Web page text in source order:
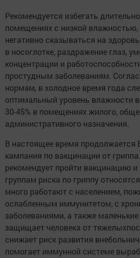
Рекомендуется избегать
помещениях с низкой влажностью,
негативно сказываться на
в носоглотке, раздражение глаз,
концентрации и
простудным заболеваниям.
нормам, в холодное время года
оптимальный уровень влажности
30-45% в помещениях жилого,
административного назначения.
В настоящее время продолжается
кампания по вакцинации от
рекомендует пройти вакцинацию и
группам риска по гриппу
много работают с населением,
ослабленным иммунитетом, с
заболеваниями, а также
защищает человека от
снижает риск развития
помогает иммунной системе